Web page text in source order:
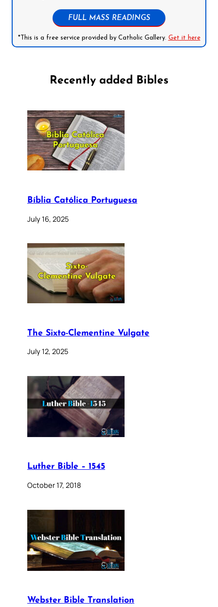
FULL MASS READINGS
*This is a free service provided by Catholic Gallery. Get it here
Recently added Bibles
Bíblia Católica Portuguesa
July 16, 2025
The Sixto-Clementine Vulgate
July 12, 2025
Luther Bible – 1545
October 17, 2018
Webster Bible Translation